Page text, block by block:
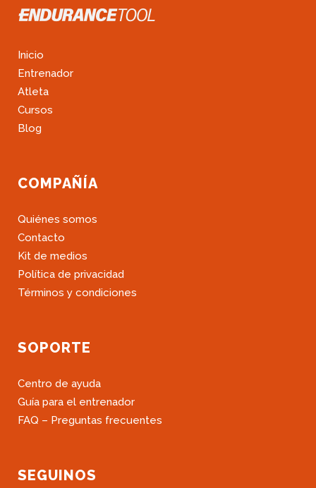
Inicio
Entrenador
Atleta
Cursos
Blog
COMPAÑÍA
Quiénes somos
Contacto
Kit de medios
Política de privacidad
Términos y condiciones
SOPORTE
Centro de ayuda
Guía para el entrenador
FAQ – Preguntas frecuentes
SEGUINOS